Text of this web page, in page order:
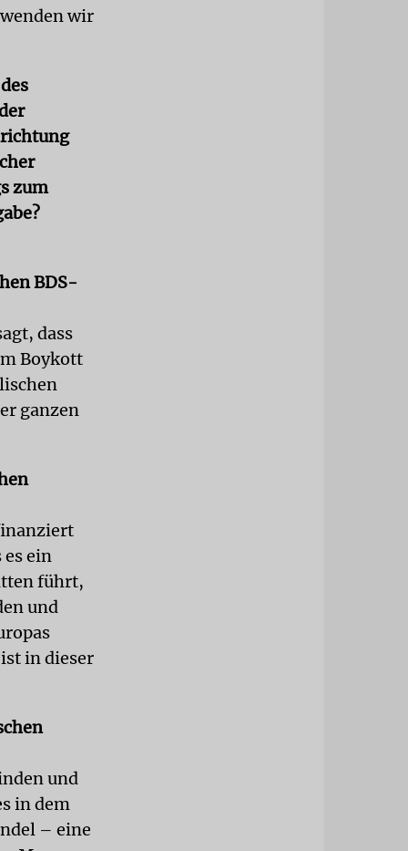
wir
zum
BDS-
dass
Boykott
ganzen
ein
führt,
und
in dieser
und
in dem
– eine